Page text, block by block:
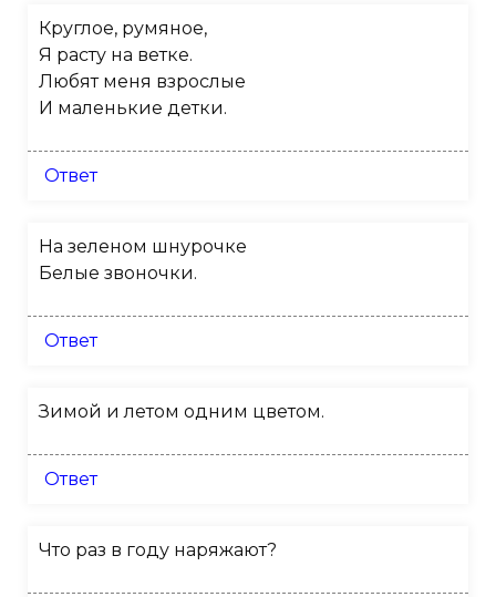
Круглое, румяное,
Я расту на ветке.
Любят меня взрослые
И маленькие детки.
Ответ
На зеленом шнурочке
Белые звоночки.
Ответ
Зимой и летом одним цветом.
Ответ
Что раз в году наряжают?